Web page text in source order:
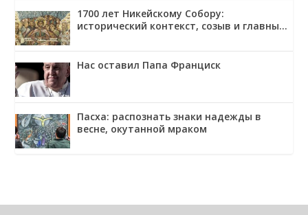
1700 лет Никейскому Собору:
исторический контекст, созыв и главные
Нас оставил Папа Франциск
Пасха: распознать знаки надежды в
весне, окутанной мраком